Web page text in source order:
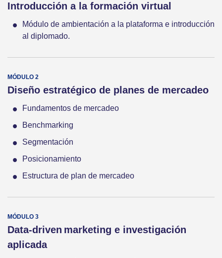
Introducción a la formación virtual
Módulo de ambientación a la plataforma e introducción
al diplomado.
Diseño estratégico de planes de mercadeo
Fundamentos de mercadeo
Benchmarking
Segmentación
Posicionamiento
Estructura de plan de mercadeo
Data-driven marketing e investigación
aplicada